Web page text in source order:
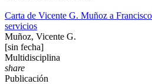
Carta de Vicente G. Muñoz a
servicios
Muñoz, Vicente G.
[sin fecha]
Multidisciplina
share
Publicación